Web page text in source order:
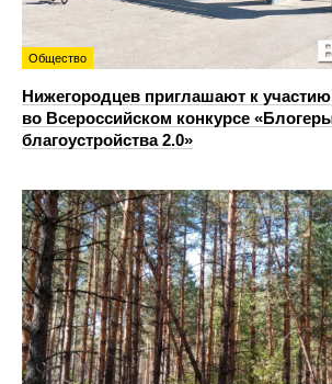
Общество
Нижегородцев приглашают к участию
во Всероссийском конкурсе
благоустройства 2.0»